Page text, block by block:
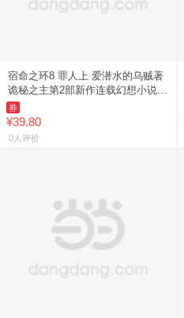
宿命之环8 罪人上 爱潜水的乌贼著
诡秘之主第2部新作连载幻想小说实
体书 梦境沉湎于过去 而现实终将
前行 新星出版社 天闻
券
¥39.80
0人评价